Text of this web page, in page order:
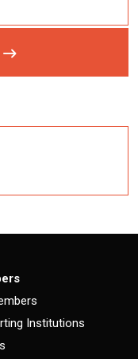
Institutions